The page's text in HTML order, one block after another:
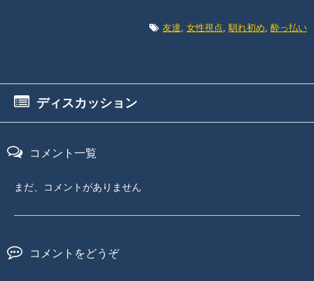
友達, 女性視点,馴れ初め, 酔っ払い
ディスカッション
コメント一覧
まだ、コメントがありません
コメントをどうぞ